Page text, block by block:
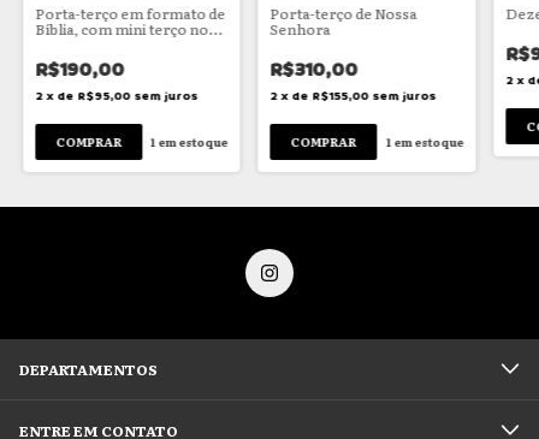
Porta-terço em formato de
Bíblia, com mini terço no
interior
R$190,00
2 x de R$95,00 sem juros
1 em estoque
Porta-terço de Nossa
Senhora
R$310,00
2 x de R$155,00 sem juros
1 em estoque
2 x
DEPARTAMENTOS
ENTRE EM CONTATO